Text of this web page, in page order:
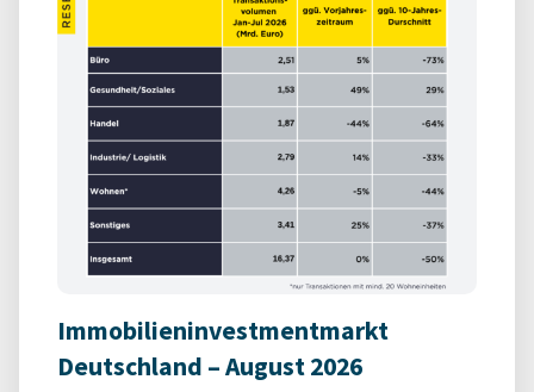
Immobilieninvestmentmarkt
Deutschland – August 2026